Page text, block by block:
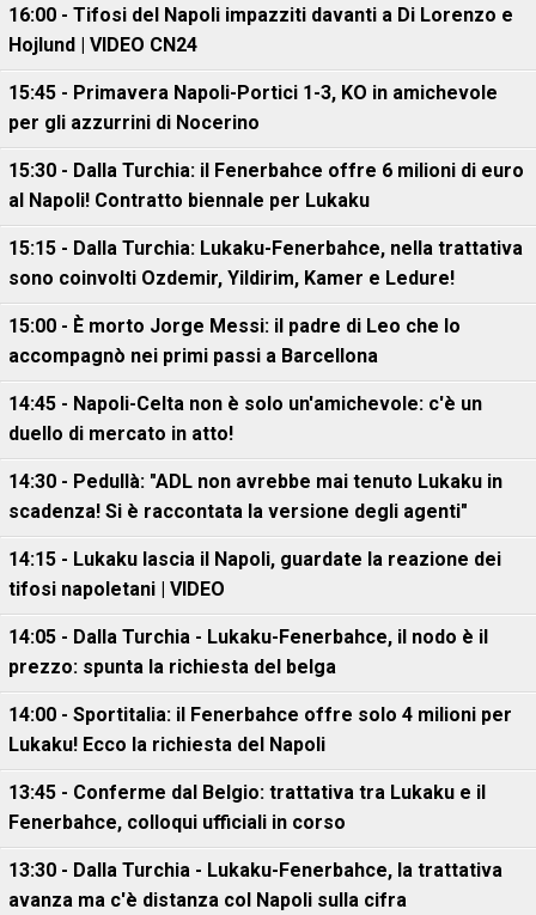
16:00 - Tifosi del Napoli impazziti davanti a Di Lorenzo e
Hojlund | VIDEO CN24
15:45 - Primavera Napoli-Portici 1-3, KO in amichevole
per gli azzurrini di Nocerino
15:30 - Dalla Turchia: il Fenerbahce offre 6 milioni di euro
al Napoli! Contratto biennale per Lukaku
15:15 - Dalla Turchia: Lukaku-Fenerbahce, nella trattativa
sono coinvolti Ozdemir, Yildirim, Kamer e Ledure!
15:00 - È morto Jorge Messi: il padre di Leo che lo
accompagnò nei primi passi a Barcellona
14:45 - Napoli-Celta non è solo un'amichevole: c'è un
duello di mercato in atto!
14:30 - Pedullà: "ADL non avrebbe mai tenuto Lukaku in
scadenza! Si è raccontata la versione degli agenti"
14:15 - Lukaku lascia il Napoli, guardate la reazione dei
tifosi napoletani | VIDEO
14:05 - Dalla Turchia - Lukaku-Fenerbahce, il nodo è il
prezzo: spunta la richiesta del belga
14:00 - Sportitalia: il Fenerbahce offre solo 4 milioni per
Lukaku! Ecco la richiesta del Napoli
13:45 - Conferme dal Belgio: trattativa tra Lukaku e il
Fenerbahce, colloqui ufficiali in corso
13:30 - Dalla Turchia - Lukaku-Fenerbahce, la trattativa
avanza ma c'è distanza col Napoli sulla cifra